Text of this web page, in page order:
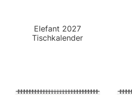
Elefant 2027
Tischkalender